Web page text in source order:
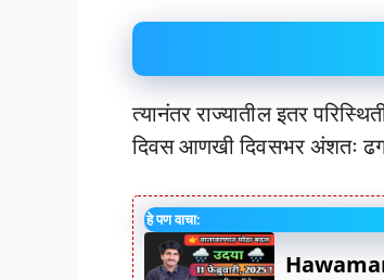
त्यानंतर राज्यातील इतर
दिवस आणखी दिवसभर अंशतः
हे पण वाचा: